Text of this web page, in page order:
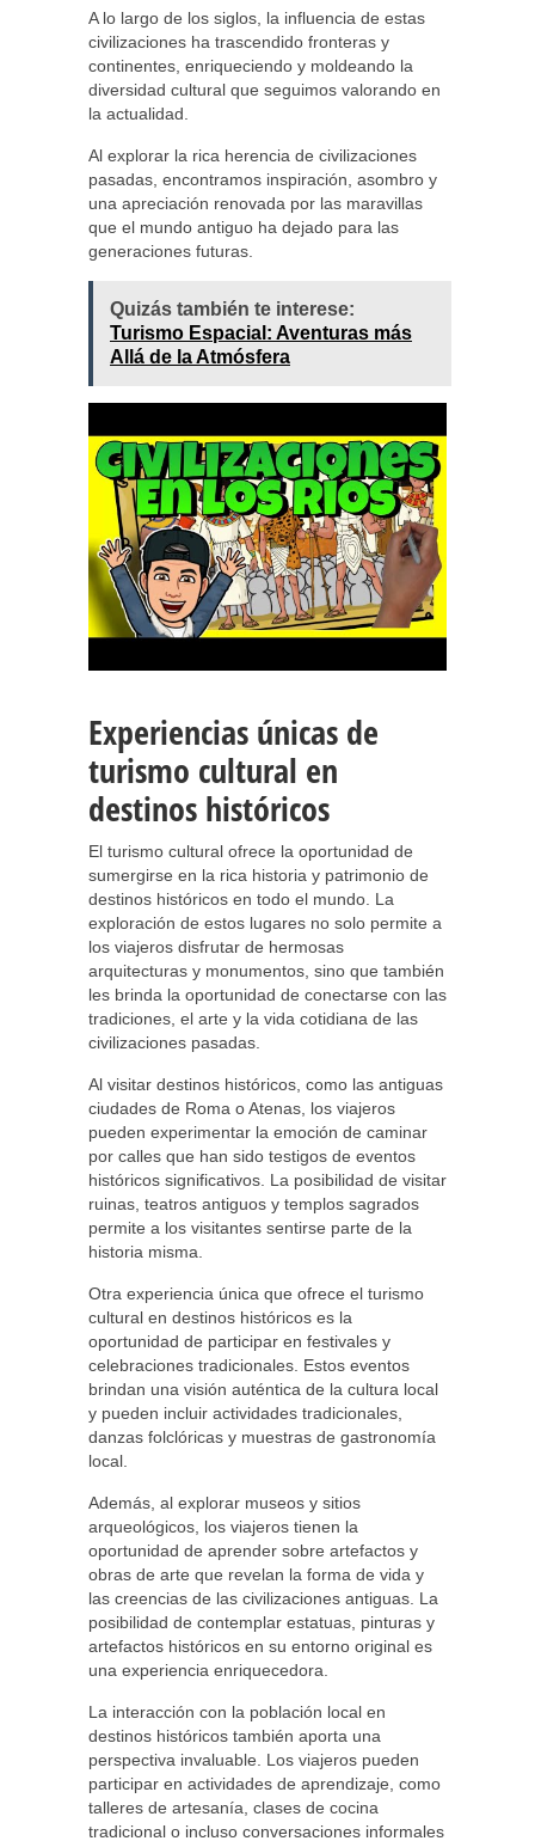
A lo largo de los siglos, la influencia de estas
civilizaciones ha trascendido fronteras y
continentes, enriqueciendo y moldeando la
diversidad cultural que seguimos valorando en
la actualidad.
Al explorar la rica herencia de civilizaciones
pasadas, encontramos inspiración, asombro y
una apreciación renovada por las maravillas
que el mundo antiguo ha dejado para las
generaciones futuras.
Quizás también te interese:
Turismo Espacial: Aventuras más
Allá de la Atmósfera
Experiencias únicas de
turismo cultural en
destinos históricos
El turismo cultural ofrece la oportunidad de
sumergirse en la rica historia y patrimonio de
destinos históricos en todo el mundo. La
exploración de estos lugares no solo permite a
los viajeros disfrutar de hermosas
arquitecturas y monumentos, sino que también
les brinda la oportunidad de conectarse con las
tradiciones, el arte y la vida cotidiana de las
civilizaciones pasadas.
Al visitar destinos históricos, como las antiguas
ciudades de Roma o Atenas, los viajeros
pueden experimentar la emoción de caminar
por calles que han sido testigos de eventos
históricos significativos. La posibilidad de visitar
ruinas, teatros antiguos y templos sagrados
permite a los visitantes sentirse parte de la
historia misma.
Otra experiencia única que ofrece el turismo
cultural en destinos históricos es la
oportunidad de participar en festivales y
celebraciones tradicionales. Estos eventos
brindan una visión auténtica de la cultura local
y pueden incluir actividades tradicionales,
danzas folclóricas y muestras de gastronomía
local.
Además, al explorar museos y sitios
arqueológicos, los viajeros tienen la
oportunidad de aprender sobre artefactos y
obras de arte que revelan la forma de vida y
las creencias de las civilizaciones antiguas. La
posibilidad de contemplar estatuas, pinturas y
artefactos históricos en su entorno original es
una experiencia enriquecedora.
La interacción con la población local en
destinos históricos también aporta una
perspectiva invaluable. Los viajeros pueden
participar en actividades de aprendizaje, como
talleres de artesanía, clases de cocina
tradicional o incluso conversaciones informales